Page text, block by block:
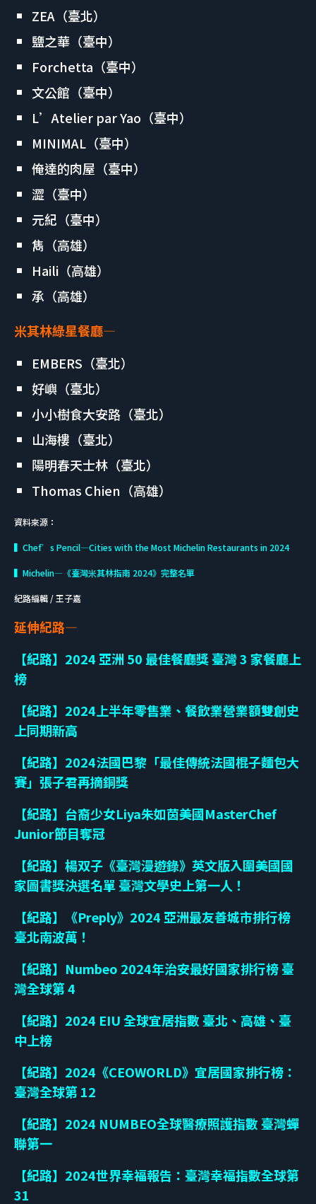
ZEA（臺北）
鹽之華（臺中）
Forchetta（臺中）
文公館（臺中）
L’Atelier par Yao（臺中）
MINIMAL（臺中）
俺達的肉屋（臺中）
澀（臺中）
元紀（臺中）
雋（高雄）
Haili（高雄）
承（高雄）
米其林綠星餐廳—
EMBERS（臺北）
好嶼（臺北）
小小樹食大安路（臺北）
山海樓（臺北）
陽明春天士林（臺北）
Thomas Chien（高雄）
資料來源：
▍Chef’s Pencil—Cities with the Most Michelin Restaurants in 2024
▍Michelin—《臺灣米其林指南 2024》完整名單
紀路編輯 / 王子嘉
延伸紀路—
【紀路】2024 亞洲 50 最佳餐廳獎 臺灣 3 家餐廳上
榜
【紀路】2024上半年零售業、餐飲業營業額雙創史
上同期新高
【紀路】2024法國巴黎「最佳傳統法國棍子麵包大
賽」張子君再摘銅獎
【紀路】台裔少女Liya朱如茵美國MasterChef
Junior節目奪冠
【紀路】楊双子《臺灣漫遊錄》英文版入圍美國國
家圖書獎決選名單 臺灣文學史上第一人！
【紀路】《Preply》2024 亞洲最友善城市排行榜
臺北南波萬！
【紀路】Numbeo 2024年治安最好國家排行榜 臺
灣全球第 4
【紀路】2024 EIU 全球宜居指數 臺北、高雄、臺
中上榜
【紀路】2024《CEOWORLD》宜居國家排行榜：
臺灣全球第 12
【紀路】2024 NUMBEO全球醫療照護指數 臺灣蟬
聯第一
【紀路】2024世界幸福報告：臺灣幸福指數全球第
31